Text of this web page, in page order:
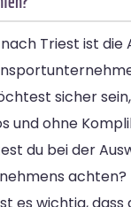
Triest ist die
sicher
und ohne
du bei der
achten?
es wichtig, dass